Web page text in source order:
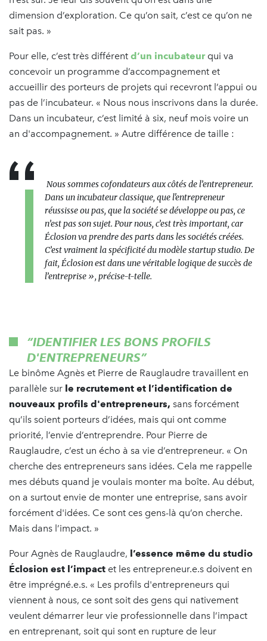
dimension d’exploration. Ce qu’on sait, c’est ce qu’on ne
sait pas. »
Pour elle, c’est très différent d’un incubateur qui va
concevoir un programme d’accompagnement et
accueillir des porteurs de projets qui recevront l’appui ou
pas de l’incubateur. « Nous nous inscrivons dans la durée.
Dans un incubateur, c’est limité à six, neuf mois voire un
an d'accompagnement. » Autre différence de taille :
Nous sommes cofondateurs aux côtés de l’entrepreneur.
Dans un incubateur classique, que l'entrepreneur
réussisse ou pas, que la société se développe ou pas, ce
n’est pas son sujet. Pour nous, c’est très important, car
Éclosion va prendre des parts dans les sociétés créées.
C’est vraiment la spécificité du modèle startup studio. De
fait, Éclosion est dans une véritable logique de succès de
l’entreprise », précise-t-telle.
“IDENTIFIER LES BONS PROFILS
D'ENTREPRENEURS”
Le binôme Agnès et Pierre de Rauglaudre travaillent en
parallèle sur le recrutement et l’identification de
nouveaux profils d'entrepreneurs, sans forcément
qu’ils soient porteurs d’idées, mais qui ont comme
priorité, l’envie d’entreprendre. Pour Pierre de
Rauglaudre, c’est un écho à sa vie d’entrepreneur. « On
cherche des entrepreneurs sans idées. Cela me rappelle
mes débuts quand je voulais monter ma boîte. Au début,
on a surtout envie de monter une entreprise, sans avoir
forcément d'idées. Ce sont ces gens-là qu’on cherche.
Mais dans l’impact. »
Pour Agnès de Rauglaudre, l’essence même du studio
Éclosion est l’impact et les entrepreneur.e.s doivent en
être imprégné.e.s. « Les profils d'entrepreneurs qui
viennent à nous, ce sont soit des gens qui nativement
veulent démarrer leur vie professionnelle dans l’impact
en entreprenant, soit qui sont en rupture de leur